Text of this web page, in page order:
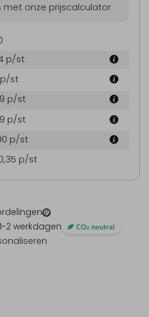
2 werkdagen
met onze prijscalculator
p/st
p/st
p/st
p/st
p/st
p/st